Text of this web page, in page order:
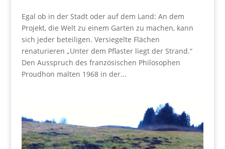
Egal ob in der Stadt oder auf dem Land: An dem
Projekt, die Welt zu einem Garten zu machen, kann
sich jeder beteiligen. Versiegelte Flächen
renaturieren „Unter dem Pflaster liegt der Strand.“
Den Ausspruch des französischen Philosophen
Proudhon malten 1968 in der...